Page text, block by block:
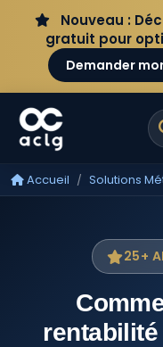
Aller au contenu
Nouveau :
gratuit pour
Demander
Accueil Solutions
25+
Panneau de gestion